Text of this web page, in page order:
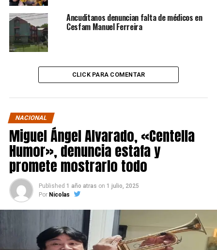
Ancuditanos denuncian falta de médicos en
Cesfam Manuel Ferreira
CLICK PARA COMENTAR
NACIONAL
Miguel Ángel Alvarado, «Centella
Humor», denuncia estafa y
promete mostrarlo todo
Published 1 año atras on 1 julio, 2025
Por Nicolas